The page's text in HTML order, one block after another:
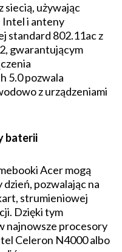
siecią, używając
i anteny
standard 802.11ac z
gwarantującym
5.0 pozwala
z urządzeniami
baterii
Acer mogą
pozwalając na
strumieniowej
Dzięki tym
najnowsze procesory
Celeron N4000 albo